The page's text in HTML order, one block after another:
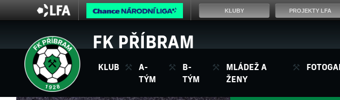
FK PŘÍBRAM
KLUB
A-
TÝM
B-
TÝM
MLÁDEŽ A
ŽENY
KLUBY PROJEKTY LFA